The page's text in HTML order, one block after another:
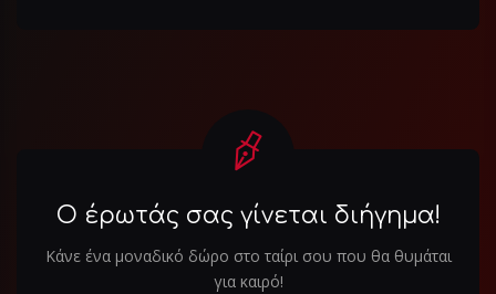
Ο έρωτάς σας γίνεται διήγημα!
Κάνε ένα μοναδικό δώρο στο ταίρι σου που θα θυμάται
για καιρό!